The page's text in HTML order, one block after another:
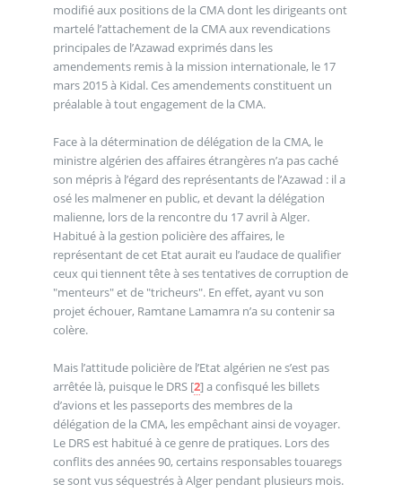
modifié aux positions de la CMA dont les dirigeants ont
martelé l’attachement de la CMA aux revendications
principales de l’Azawad exprimés dans les
amendements remis à la mission internationale, le 17
mars 2015 à Kidal. Ces amendements constituent un
préalable à tout engagement de la CMA.
Face à la détermination de délégation de la CMA, le
ministre algérien des affaires étrangères n’a pas caché
son mépris à l’égard des représentants de l’Azawad : il a
osé les malmener en public, et devant la délégation
malienne, lors de la rencontre du 17 avril à Alger.
Habitué à la gestion policière des affaires, le
représentant de cet Etat aurait eu l’audace de qualifier
ceux qui tiennent tête à ses tentatives de corruption de
"menteurs" et de "tricheurs". En effet, ayant vu son
projet échouer, Ramtane Lamamra n’a su contenir sa
colère.
Mais l’attitude policière de l’Etat algérien ne s’est pas
arrêtée là, puisque le DRS[2]a confisqué les billets
d’avions et les passeports des membres de la
délégation de la CMA, les empêchant ainsi de voyager.
Le DRS est habitué à ce genre de pratiques. Lors des
conflits des années 90, certains responsables touaregs
se sont vus séquestrés à Alger pendant plusieurs mois.